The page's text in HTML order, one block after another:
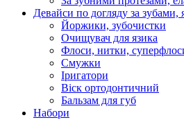
Девайси по догляду за зубами,
Йоржики, зубочистки
Очищувач для язика
Флоси, нитки,
Смужки
Іригатори
Віск ортодонтичний
Бальзам для губ
Набори